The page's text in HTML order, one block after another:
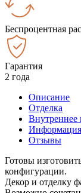
Беспроцентная
Гарантия
2 года
Описание
Отделка
Внутреннее
Информация
Отзывы
Готовы
конфигурации.
Декор и отделку